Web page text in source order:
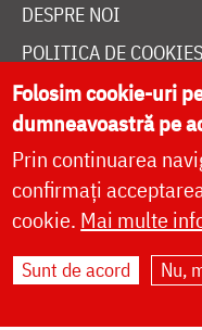
DESPRE NOI
POLITICA DE COOKIES
DONEAZĂ ONLINE
LIVE
Site
Folosim cookie-uri
dumneavoastră pe
Prin continuarea
confirmați
cookie. Mai multe
Sunt de acord Nu,